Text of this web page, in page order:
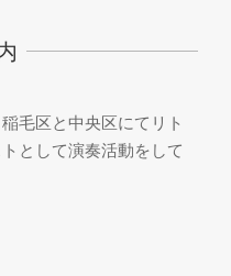
毛区と中央区にてリト
として演奏活動をして